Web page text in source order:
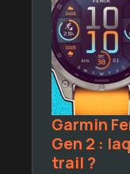
Garmin
Gen 2 :
trail ?